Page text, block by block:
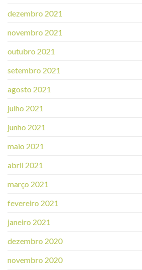
dezembro 2021
novembro 2021
outubro 2021
setembro 2021
agosto 2021
julho 2021
junho 2021
maio 2021
abril 2021
março 2021
fevereiro 2021
janeiro 2021
dezembro 2020
novembro 2020